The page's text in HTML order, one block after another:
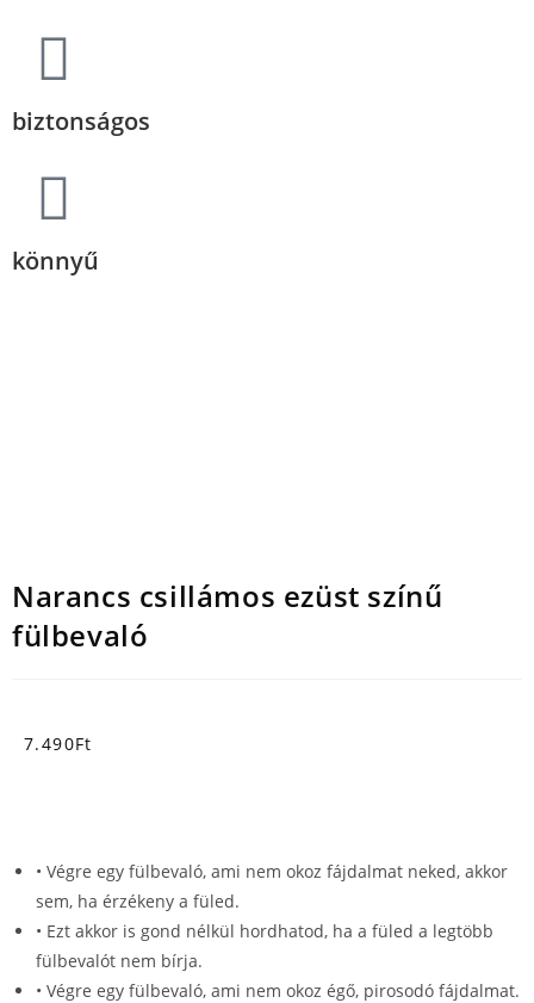
biztonságos
könnyű
Narancs csillámos ezüst színű
fülbevaló
7.490Ft
• Végre egy fülbevaló, ami nem okoz fájdalmat neked, akkor
sem, ha érzékeny a füled.
• Ezt akkor is gond nélkül hordhatod, ha a füled a legtöbb
fülbevalót nem bírja.
• Végre egy fülbevaló, ami nem okoz égő, pirosodó fájdalmat.